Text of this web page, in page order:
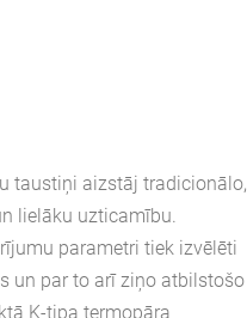
taustiņi aizstāj tradicionālo,
lielāku uzticamību.
parametri tiek izvēlēti
un par to arī ziņo atbilstošo
K-tipa termopāra